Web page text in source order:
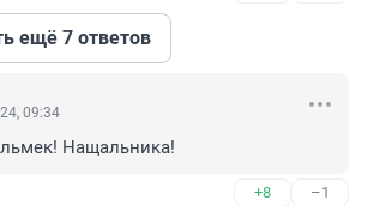
ещё 7 ответов
09:34
Нащальника!
+8 –1